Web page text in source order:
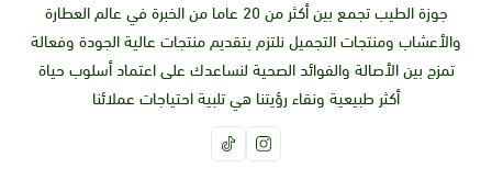
جوزة الطيب تجمع بين أكثر من 20 عاما من الخبرة في عالم العطارة
والأعشاب ومنتجات التجميل نلتزم بتقديم منتجات عالية الجودة وفعالة
تمزج بين الأصالة والفوائد الصحية لنساعدك على اعتماد أسلوب حياة
أكثر طبيعية ونقاء رؤيتنا هي تلبية احتياجات عملائنا